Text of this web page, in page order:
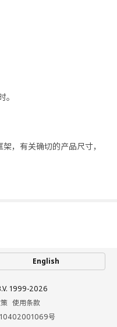
，有关确切的产品尺寸，
米
米
厘米
米
English
1999-2026
使用条款
号